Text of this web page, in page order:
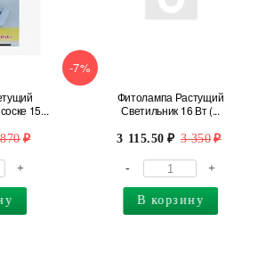
15...
+
-7%
Фитолампа Растущий
Светильник 16 Вт (...
3 115.50 3 350
- +
В корзину